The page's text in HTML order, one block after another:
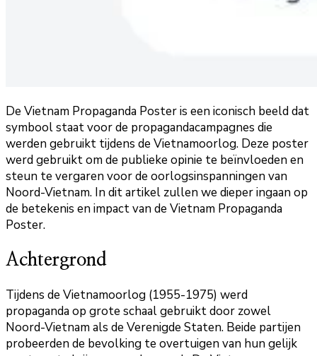
De Vietnam Propaganda Poster is een iconisch beeld dat
symbool staat voor de propagandacampagnes die
werden gebruikt tijdens de Vietnamoorlog. Deze poster
werd gebruikt om de publieke opinie te beïnvloeden en
steun te vergaren voor de oorlogsinspanningen van
Noord-Vietnam. In dit artikel zullen we dieper ingaan op
de betekenis en impact van de Vietnam Propaganda
Poster.
Achtergrond
Tijdens de Vietnamoorlog (1955-1975) werd
propaganda op grote schaal gebruikt door zowel
Noord-Vietnam als de Verenigde Staten. Beide partijen
probeerden de bevolking te overtuigen van hun gelijk